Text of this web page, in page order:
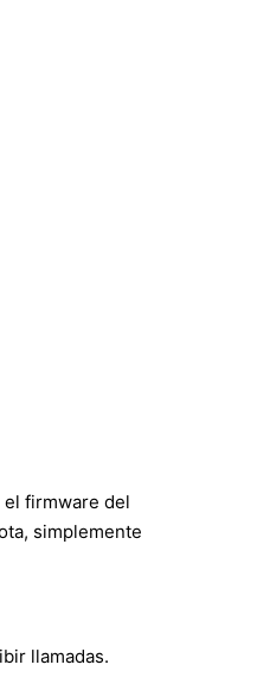
el firmware del
simplemente
llamadas.